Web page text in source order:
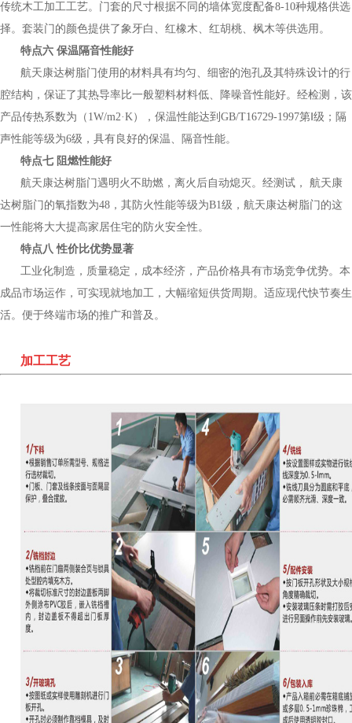
传统木工加工工艺。门套的尺寸根据不同的墙体宽度配备8-10种规格供选
择。套装门的颜色提供了象牙白、红橡木、红胡桃、枫木等供选用。
特点六 保温隔音性能好
航天康达树脂门使用的材料具有均匀、细密的泡孔及其特殊设计的行
腔结构，保证了其热导率比一般塑料材料低、降噪音性能好。经检测，该
产品传热系数为（1W/m2·K），保温性能达到GB/T16729-1997第Ⅰ级；隔
声性能等级为6级，具有良好的保温、隔音性能。
特点七 阻燃性能好
航天康达树脂门遇明火不助燃，离火后自动熄灭。经测试， 航天康
达树脂门的氧指数为48，其防火性能等级为B1级，航天康达树脂门的这
一性能将大大提高家居住宅的防火安全性。
特点八 性价比优势显著
工业化制造，质量稳定，成本经济，产品价格具有市场竞争优势。本
成品市场运作，可实现就地加工，大幅缩短供货周期。适应现代快节奏生
活。便于终端市场的推广和普及。
加工工艺